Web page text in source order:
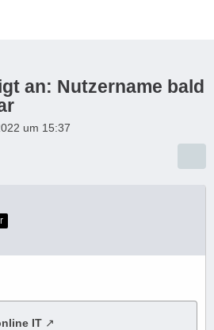
an: Nutzername bald
um 15:37
IT